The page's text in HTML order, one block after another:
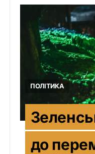
ПОЛІТИКА
до